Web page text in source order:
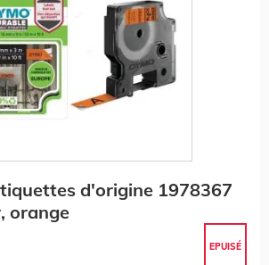
d'origine 1978367
orange
EPUISÉ